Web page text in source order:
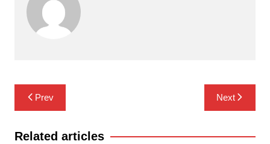
Navigasi
pos
Prev Next
Related articles